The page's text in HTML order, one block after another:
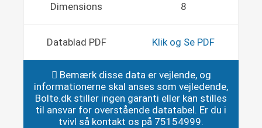
Dimensions 8
Datablad PDF Klik og Se PDF
Bemærk disse data er vejlende, og
informationerne skal anses som vejledende,
Bolte.dk stiller ingen garanti eller kan stilles
til ansvar for overstående datatabel. Er du i
tvivl så kontakt os på 75154999.